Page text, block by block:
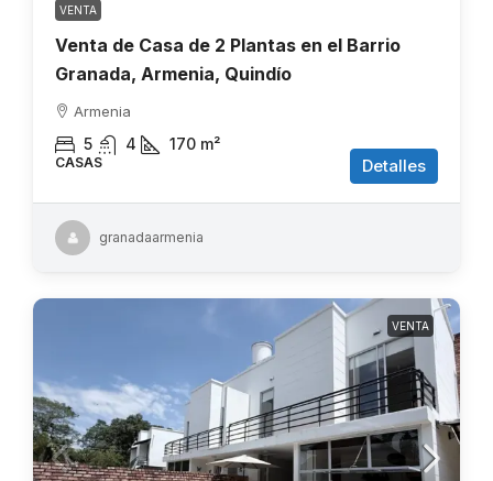
VENTA
Venta de Casa de 2 Plantas en el Barrio
Granada, Armenia, Quindío
Armenia
5 4 170 m²
CASAS Detalles
granadaarmenia
VENTA